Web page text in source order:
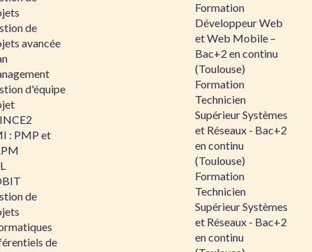
de
avancée
d'équipe
: PMP et
de
de
Formation
Développeur Web
et Web Mobile –
Bac+2 en continu
(Toulouse)
Formation
Technicien
Supérieur Systèmes
et Réseaux - Bac+2
en continu
(Toulouse)
Formation
Technicien
Supérieur Systèmes
et Réseaux - Bac+2
en continu